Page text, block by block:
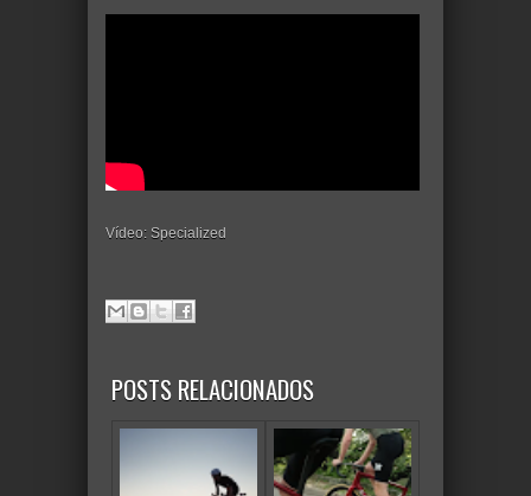
Vídeo: Specialized
POSTS RELACIONADOS